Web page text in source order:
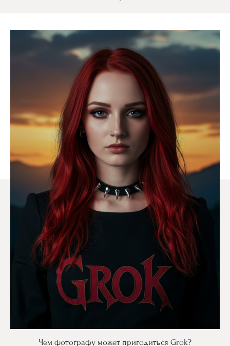
Чем фотографу может пригодиться Grok?